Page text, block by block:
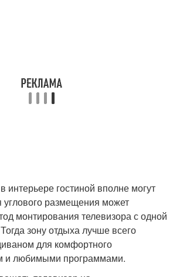
интерьере гостиной вполне могут
углового размещения может
монтирования телевизора с одной
зону отдыха лучше всего
для комфортного
и любимыми программами.